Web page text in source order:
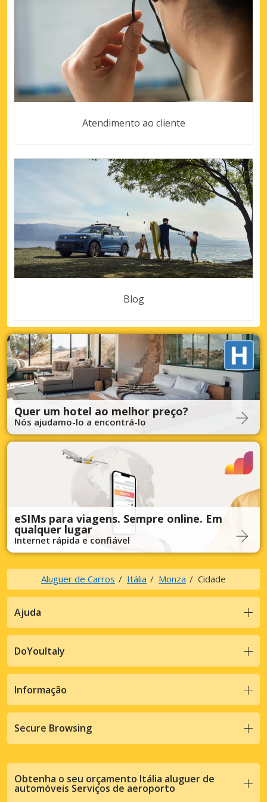
Atendimento ao cliente
Blog
Quer um hotel ao melhor preço?
Nós ajudamo-lo a encontrá-lo
eSIMs para viagens. Sempre online. Em
qualquer lugar
Internet rápida e confiável
Aluguer de Carros Itália Monza Cidade
Ajuda
DoYouItaly
Informação
Secure Browsing
Obtenha o seu orçamento Itália aluguer de
automóveis Serviços de aeroporto